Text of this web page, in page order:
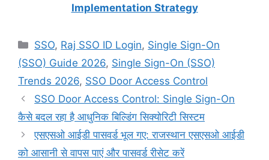
Implementation Strategy
Categories
SSO, Raj SSO ID Login, Single Sign-On
(SSO) Guide 2026, Single Sign-On (SSO)
Trends 2026, SSO Door Access Control
SSO Door Access Control: Single Sign-On
कैसे बदल रहा है आधुनिक बिल्डिंग सिक्योरिटी सिस्टम
एसएसओ आईडी पासवर्ड भूल गए: राजस्थान एसएसओ आईडी
को आसानी से वापस पाएं और पासवर्ड रीसेट करें